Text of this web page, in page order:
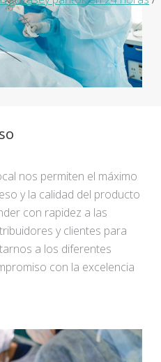
nos permiten el máximo
y la calidad del producto
con rapidez a las
y clientes para
a los diferentes
con la excelencia